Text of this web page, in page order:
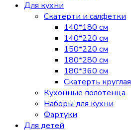
Для кухни
Скатерти и салфетки
140*180 см
140*220 см
150*220 см
180*280 см
180*360 см
Скатерть круглая
Кухонные полотенца
Наборы для кухни
Фартуки
Для детей